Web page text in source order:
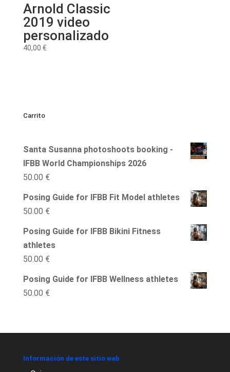
Arnold Classic
2019 video
personalizado
40,00 €
Carrito
Santa Susanna photoshoots booking -
IFBB World Championships 2026
50.00 €
Posing Guide for IFBB Fit Model athletes
50.00 €
Posing Guide for IFBB Bikini Fitness
athletes
50.00 €
Posing Guide for IFBB Wellness athletes
50.00 €
Información de este sitio web